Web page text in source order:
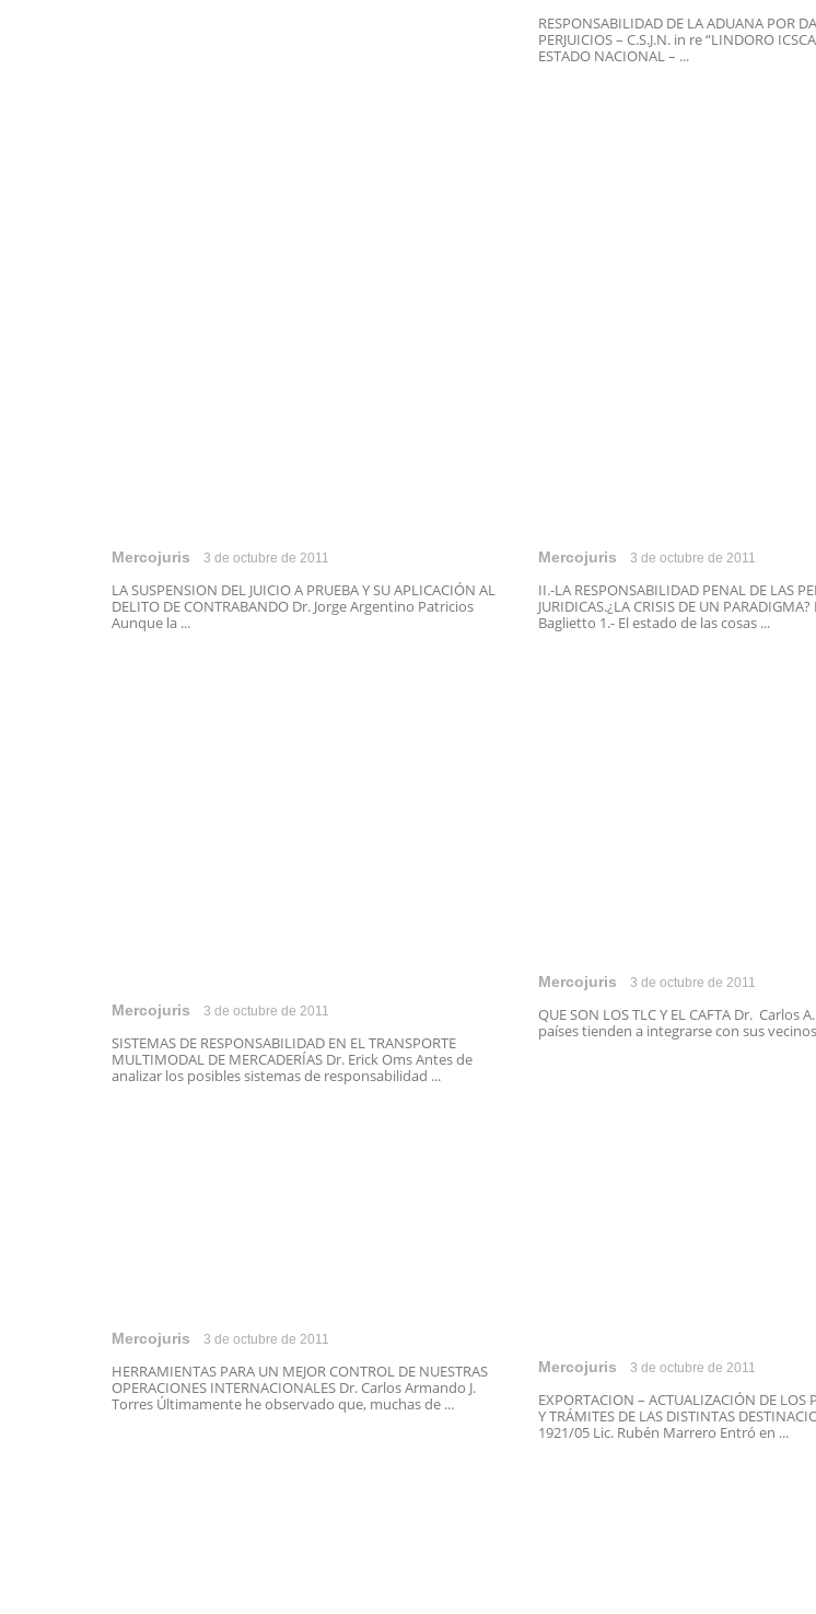
RESPONSABILIDAD DE LA ADUANA POR
PERJUICIOS – C.S.J.N. in re “LINDORO
ESTADO NACIONAL – ...
Mercojuris 3 de octubre de 2011
LA SUSPENSION DEL JUICIO A PRUEBA Y SU APLICACIÓN AL
DELITO DE CONTRABANDO Dr. Jorge Argentino Patricios
Aunque la ...
Mercojuris 3 de octubre de 2011
II.-LA RESPONSABILIDAD PENAL DE LAS
JURIDICAS.¿LA CRISIS DE UN
Baglietto 1.- El estado de las cosas ...
Mercojuris 3 de octubre de 2011
SISTEMAS DE RESPONSABILIDAD EN EL TRANSPORTE
MULTIMODAL DE MERCADERÍAS Dr. Erick Oms Antes de
analizar los posibles sistemas de responsabilidad ...
Mercojuris 3 de octubre de 2011
QUE SON LOS TLC Y EL CAFTA Dr. Carlos
países tienden a integrarse con sus
Mercojuris 3 de octubre de 2011
HERRAMIENTAS PARA UN MEJOR CONTROL DE NUESTRAS
OPERACIONES INTERNACIONALES Dr. Carlos Armando J.
Torres Últimamente he observado que, muchas de ...
Mercojuris 3 de octubre de 2011
EXPORTACION – ACTUALIZACIÓN DE LOS
Y TRÁMITES DE LAS DISTINTAS
1921/05 Lic. Rubén Marrero Entró en ...